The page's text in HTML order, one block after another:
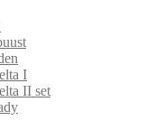
I
II set